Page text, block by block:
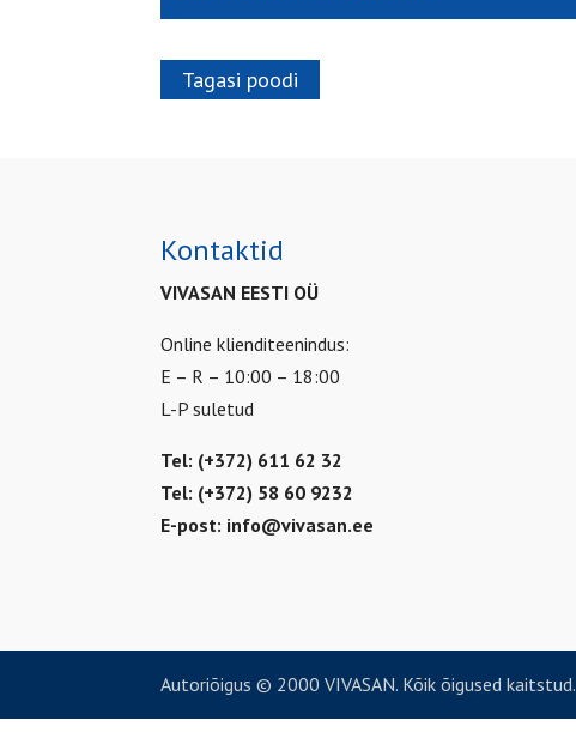
Tagasi poodi
Kontaktid
VIVASAN EESTI OÜ
Online klienditeenindus:
E – R – 10:00 – 18:00
L-P suletud
Tel: (+372) 611 62 32
Tel: (+372) 58 60 9232
E-post: info@vivasan.ee
Autoriõigus © 2000 VIVASAN. Kõik õigused kaitstud.